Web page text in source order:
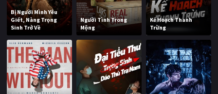
Bị Người Mình Yêu
Giết, Nàng Trọng
Sinh Trở Về
Người Tình Trong
Mộng
Kế Hoạch Thanh
Trừng